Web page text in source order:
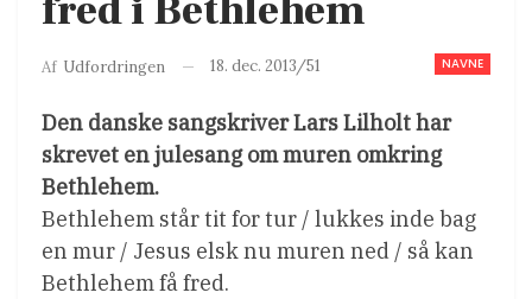
fred i Bethlehem
NAVNE
Af Udfordringen 18. dec. 2013/51
Den danske sangskriver Lars Lilholt har
skrevet en julesang om muren omkring
Bethlehem.
Bethlehem står tit for tur / lukkes inde bag
en mur / Jesus elsk nu muren ned / så kan
Bethlehem få fred.